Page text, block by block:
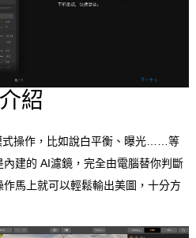
紹
式操作，比如說白平衡、曝光……等
建的 AI濾鏡，完全由電腦替你判斷
馬上就可以輕鬆輸出美圖，十分方